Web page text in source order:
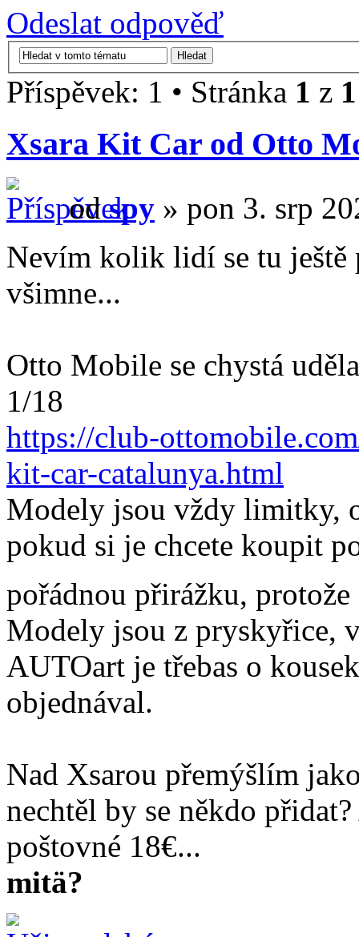
Odeslat odpověď
Příspěvek: 1 • Stránka 1 z 1
Xsara Kit Car od Otto
odspy » pon 3. srp
Nevím kolik lidí se tu ještě
všimne...
Otto Mobile se chystá
1/18
https://club-
kit-car-catalunya.html
Modely jsou vždy limitky,
pokud si je chcete koupit
pořádnou přirážku,
Modely jsou z pryskyřice,
AUTOart je třebas o
objednával.
Nad Xsarou přemýšlím
nechtěl by se někdo
poštovné 18€...
mitä?